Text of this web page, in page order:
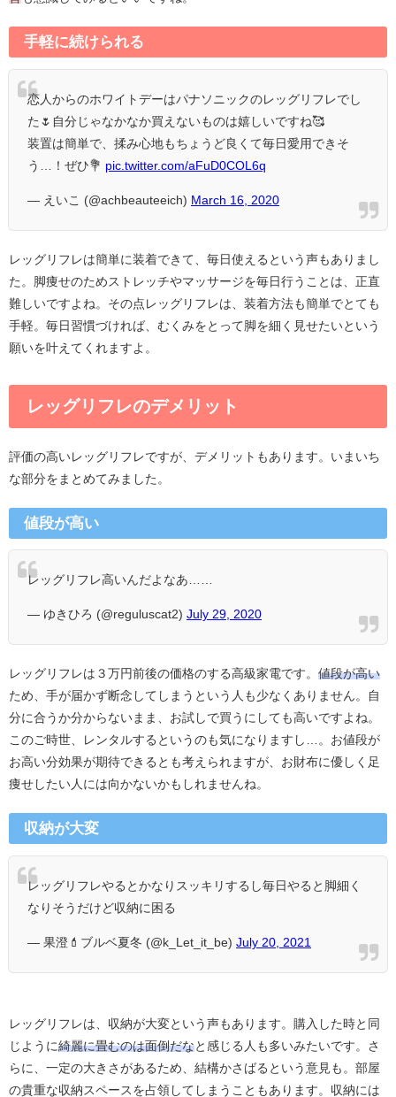
手軽に続けられる
恋人からのホワイトデーはパナソニックのレッグリフレでし
た🌷自分じゃなかなか買えないものは嬉しいですね🥰
装置は簡単で、揉み心地もちょうど良くて毎日愛用できそ
う…！ぜひ💐 pic.twitter.com/aFuD0COL6q
— えいこ (@achbeauteeich) March 16, 2020
レッグリフレは簡単に装着できて、毎日使えるという声もありまし
た。脚痩せのため ストレッチやマッサージを毎日行うことは、正直
難しいですよね。その点 レッグリフレは、装着方法も簡単でとても
手軽。毎日習慣づければ、むくみをとって脚を細く見せたいという
願いを叶えてくれますよ。
レッグリフレのデメリット
評価の高いレッグリフレですが、デメリットもあります。いまいち
な部分をまとめてみました。
値段が高い
レッグリフレ高いんだよなあ……
— ゆきひろ (@reguluscat2) July 29, 2020
レッグリフレは３万円前後の価格のする高級家電です。 値段が高い
ため、手が届かず断念してしまうという人も少なくありません。自
分に合うか分からないまま、お試しで買うにしても高いですよね。
このご時世、レンタルするというのも気になりますし…。お値段が
お高い分効果が期待できるとも考えられますが、お財布に優しく足
痩せしたい人には向かないかもしれませんね。
収納が大変
レッグリフレやるとかなりスッキリするし毎日やると脚細く
なりそうだけど収納に困る
— 果澄💄ブルベ夏冬 (@k_Let_it_be) July 20, 2021
レッグリフレは、収納が大変という声もあります。購入した時と同
じように綺麗に畳むのは面倒だなと感じる人も多いみたいです。さ
らに、一定の大きさがあるため、 結構かさばるという意見も。部屋
の貴重な収納スペースを占領してしまうこともあります。収納には